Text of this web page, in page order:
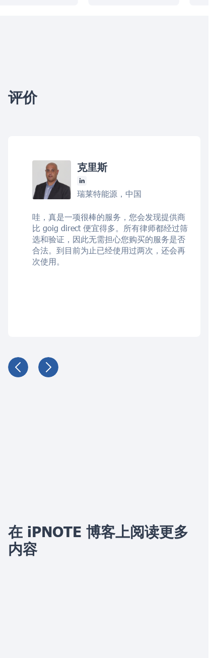
评价
克里斯
瑞莱特能源，中国
哇，真是一项很棒的服务，您会发现提供商
比 goig direct 便宜得多。所有律师都经过筛
选和验证，因此无需担心您购买的服务是否
合法。到目前为止已经使用过两次，还会再
次使用。
在 iPNOTE 博客上阅读更多
内容